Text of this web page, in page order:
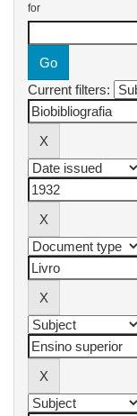
for
Current filters: